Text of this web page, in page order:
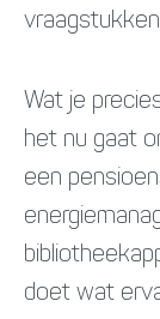
Wat je
het nu gaat
een
doet wat